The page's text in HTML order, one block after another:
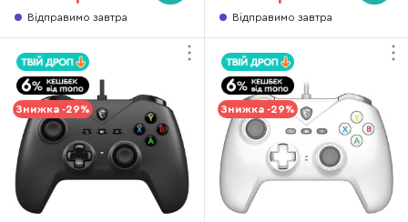
Відправимо завтра Відправимо завтра
Знижка -29% Знижка -29%